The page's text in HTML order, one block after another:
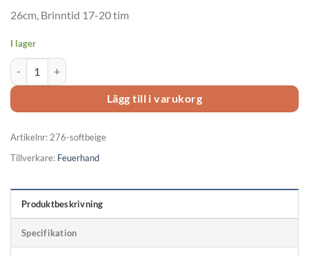
649 kr.579 kr.
26cm, Brinntid 17-20 tim
I lager
Stormlykta Feuerhand 276-softbeige mängd
Lägg till i varukorg
Artikelnr: 276-softbeige
Tillverkare: Feuerhand
Produktbeskrivning
Specifikation